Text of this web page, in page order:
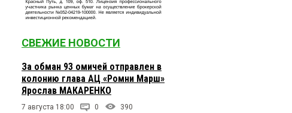
СВЕЖИЕ НОВОСТИ
За обман 93 омичей отправлен в
колонию глава АЦ «Ромни Марш»
Ярослав МАКАРЕНКО
7 августа 18:00 0 390